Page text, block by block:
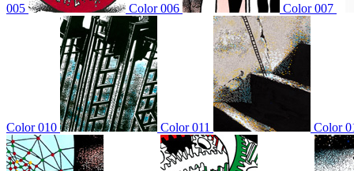
005 Color 006 Color 007
Color 010 Color 011 Color